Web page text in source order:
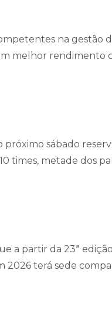
na gestão
melhor rendimento
sábado
times, metade dos
a partir da 23ª
2026 terá sede